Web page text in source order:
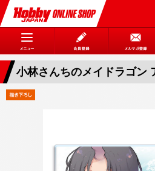
小林さんちのメイドラゴン